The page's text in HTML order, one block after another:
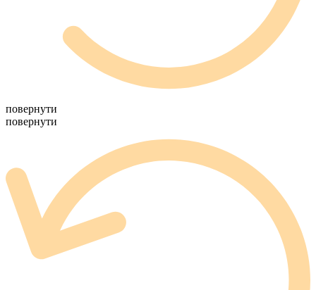
повернути
повернути